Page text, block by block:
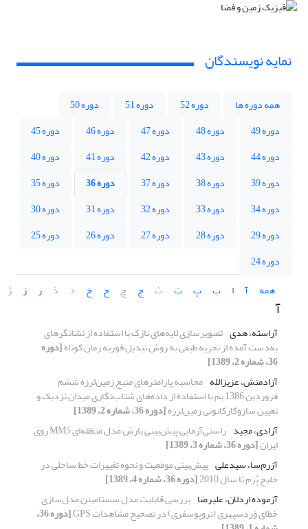
نمایه نویسندگان
همه دوره ها دوره 52 دوره 51
دوره 50
دوره 49
دوره 48 دوره 47 دوره 46
دوره 45
دوره 44
دوره 43 دوره 42 دوره 41
دوره 40
دوره 39
دوره 38 دوره 37 دوره 36
دوره 35
دوره 34
دوره 33 دوره 32 دوره 31
دوره 30
دوره 29
دوره 28 دوره 27 دوره 26
دوره 25
دوره 24
همه
آ ا ب پ ت ث ج چ ح خ د ذ ر ز ژ
آ
آراسته، هدی تصویرسازی لایه‌های نازک با استفاده از نشانگرهای
به‌دست آمده از تجزیه طیفی به روش تبدیل فوریه زمان کوتاه[دوره
36، شماره 2، 1389]
آزادمنش، عزیزالله محاسبه پارامترهای منبع زمین‌لرزه ششم
فروردین 1386 بم با استفاده از داده‌های شتاب‌نگاری میدان نزدیک و
تعیین سازوکارکانونی زمین‌لرزه[دوره 36، شماره 2، 1389]
آزادی، مجید
راستی‌آزمایی پیش‌بینی بارش مدل منطقه‌ای MM5 روی
ایران[دوره 36، شماره 3، 1389]
آزرم‌سا، سیدعلی پیش‌بینی موقعیت و نحوه تغییرات خط ساحلی در
خلیج پُزم تا سال 2010
[دوره 36، شماره 4، 1389]
آزموده اردلان، علیرضا بررسی قابلیت مدل سستامینن مدل‌سازی
خطای وَردسپهری (تروپوسفری) در تصحیح مشاهدات GPS [دوره 36،